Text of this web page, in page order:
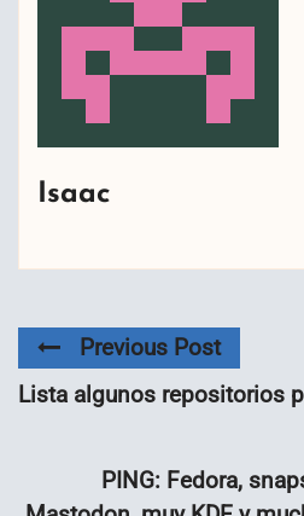
Isaac
Previous Post
Lista algunos repositorios
PING: Fedora,